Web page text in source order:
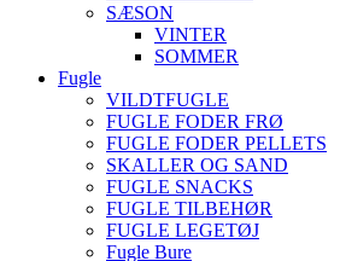
SÆSON
VINTER
SOMMER
Fugle
VILDTFUGLE
FUGLE FODER FRØ
FUGLE FODER PELLETS
SKALLER OG SAND
FUGLE SNACKS
FUGLE TILBEHØR
FUGLE LEGETØJ
Fugle Bure